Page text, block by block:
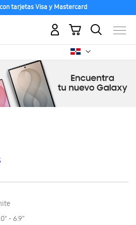
tarjetas Visa y Mastercard
Mi carrito
- 6.9"